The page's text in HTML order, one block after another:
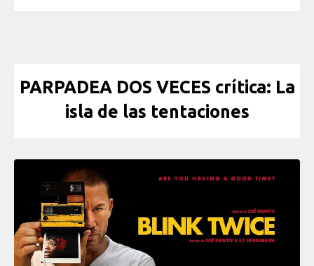
PARPADEA DOS VECES crítica: La
isla de las tentaciones